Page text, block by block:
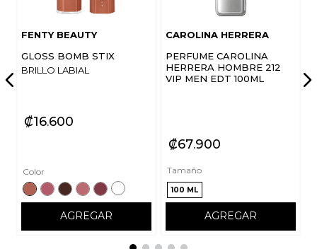
FENTY BEAUTY
GLOSS BOMB STIX
BRILLO LABIAL
₡16600
Color
AGREGAR
CAROLINA HERRERA
PERFUME CAROLINA
HERRERA HOMBRE 212
VIP MEN EDT 100ML
₡67900
Tamaño
100 ML
AGREGAR